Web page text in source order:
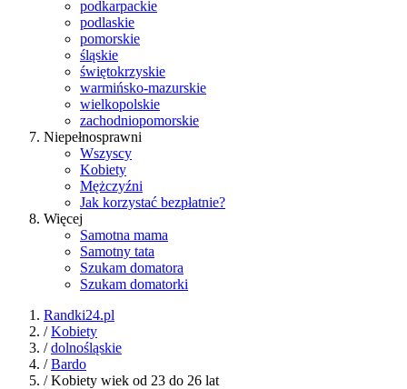
podkarpackie
podlaskie
pomorskie
śląskie
świętokrzyskie
warmińsko-mazurskie
wielkopolskie
zachodniopomorskie
Niepełnosprawni
Wszyscy
Kobiety
Mężczyźni
Jak korzystać bezpłatnie?
Więcej
Samotna mama
Samotny tata
Szukam domatora
Szukam domatorki
Randki24.pl
/Kobiety
/dolnośląskie
/Bardo
/ Kobiety wiek od 23 do 26 lat